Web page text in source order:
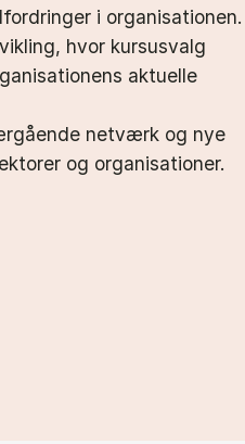
i organisationen.
hvor kursusvalg
aktuelle
netværk og nye
og organisationer.